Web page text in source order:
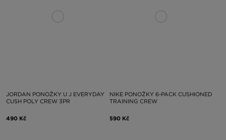
JORDAN PONOŽKY U J EVERYDAY
CUSH POLY CREW 3PR
490 Kč
NIKE PONOŽKY 6-PACK CUSHIONED
TRAINING CREW
590 Kč